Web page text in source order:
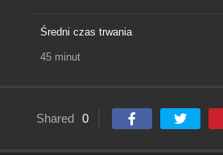
Średni czas trwania
45 minut
Shared 0